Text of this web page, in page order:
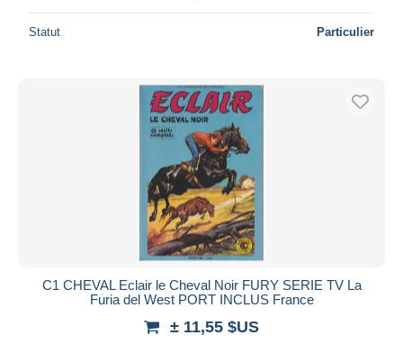
Statut Particulier
C1 CHEVAL Eclair le Cheval Noir FURY SERIE TV La
Furia del West PORT INCLUS France
± 11,55 $US